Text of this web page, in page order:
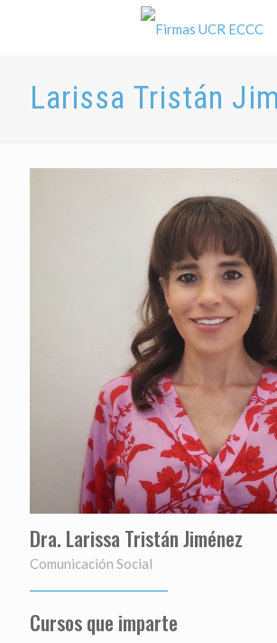
Larissa Tristán
Dra. Larissa Tristán Jiménez
Comunicación Social
Cursos que imparte